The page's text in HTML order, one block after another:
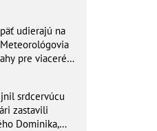
vrtuľník
udierajú na
pre viaceré
srdcervúcu
zastavili
Dominika,